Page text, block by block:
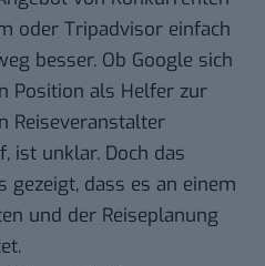
oder Tripadvisor einfach
besser. Ob Google sich
Position als Helfer zur
Reiseveranstalter
ist unklar. Doch das
gezeigt, dass es an einem
und der Reiseplanung